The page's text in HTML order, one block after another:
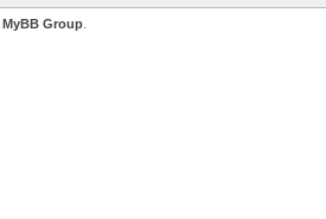
MyBB Group